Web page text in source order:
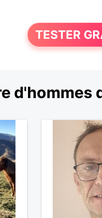
TESTER
d'hommes